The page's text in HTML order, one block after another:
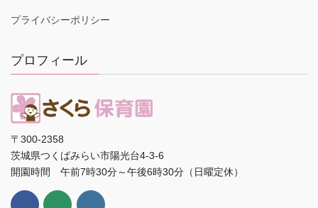
プライバシーポリシー
プロフィール
〒300-2358
茨城県つくばみらい市陽光台4-3-6
開園時間 午前7時30分～午後6時30分（日曜定休）